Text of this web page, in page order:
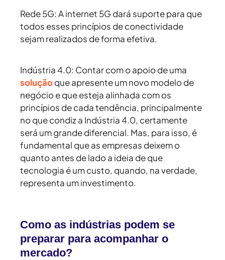
Rede 5G:A internet 5G dará suporte para que
todos esses princípios de conectividade
sejam realizados de forma efetiva.
Indústria 4.0: Contar com o apoio de uma
soluçãoque apresente um novo modelo de
negócio e que esteja alinhada com os
princípios de cada tendência, principalmente
no que condiz a Indústria 4.0, certamente
será um grande diferencial. Mas, para isso, é
fundamental que as empresas deixem o
quanto antes de lado a ideia de que
tecnologia é um custo, quando, na verdade,
representa um investimento.
Como as indústrias podem se
preparar para acompanhar o
mercado?